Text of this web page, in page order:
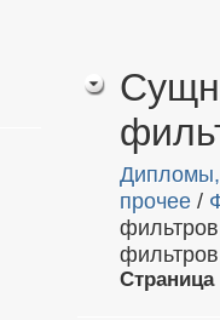
Дипломы,
прочее /
Страница